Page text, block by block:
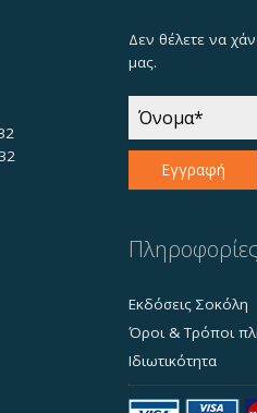
Δεν θέλετε να
μας.
Εγγραφή
Πληροφορίες
Εκδόσεις Σοκόλη
Όροι & Τρόποι
Ιδιωτικότητα